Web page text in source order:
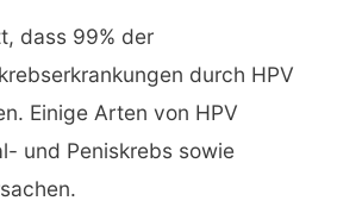
dass 99% der
durch HPV
Einige Arten von HPV
und Peniskrebs sowie